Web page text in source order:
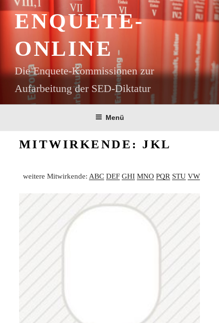
Inhalt
springenENQUETE-
ONLINE
Die Enquete-Kommissionen zur
Aufarbeitung der SED-Diktatur
Menü
MITWIRKENDE: JKL
weitere Mitwirkende:ABC DEF GHI MNO PQR STU VW